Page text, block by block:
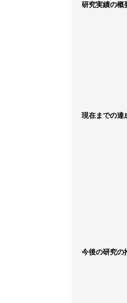
研究実績の概
現在までの達
今後の研究の